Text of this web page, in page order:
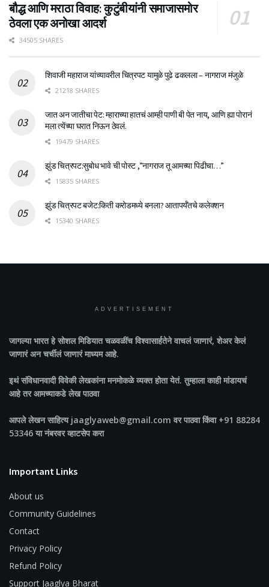
बौद्ध आणि मराठा विवाह: कुटुंबीयांनी समाजासमोर
ठेवला एक अनोखा आदर्श
34505 SHARES
शिवाजी महाराज यांच्यावरील चित्रपट यामुळे पुढे ढकलला – नागराज मंजुळे
21218 SHARES
जात अन जातीचा पेट: म्हाराच्या हातचं आम्ही पाणी बी पेत नाय, आणि ह्या पोरानं
मला त्येंच्या घरात निऊन ठेवलं.
19479 SHARES
झुंड चित्रपट:सुबोध भावे ची पोस्ट ,”नागराज तू आमच्या पिढीचा…”
15835 SHARES
झुंड चित्रपट बजेट:किती करोडमध्ये बनला? आतापर्यँतचे कलेक्शन
15340 SHARES
ADVERTISEMENT
जागल्या भारतहे सोशल मिडियात चळवळींच विश्वासार्हतेने वाचलं जाणारं, शेअर केलं
जाणारं अन चर्चीलं जाणारं माध्यम आहे.
इथं संविधानवादी विवेकी लेखकांना मनमोकळे व्यक्त होता येतं. तुम्हाला काही मांडायचं
आहे तर आमच्याकडे लेख पाठवा
आपले लेखन साहित्य jaaglyaweb@gmail.com वर पाठवा किंवा +91 88284
53346 या नंबरवर व्हाटसेप करा
Important Links
About us
Community Guidelines
Contact
Privacy Policy
Refund Policy
Support Jaaglya Bharat